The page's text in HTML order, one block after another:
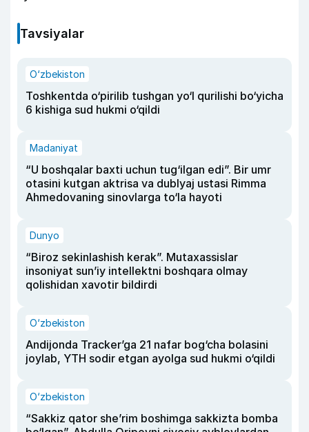
Tavsiyalar
O‘zbekiston
Toshkentda o‘pirilib tushgan yo‘l qurilishi bo‘yicha
6 kishiga sud hukmi o‘qildi
Madaniyat
“U boshqalar baxti uchun tug‘ilgan edi”. Bir umr
otasini kutgan aktrisa va dublyaj ustasi Rimma
Ahmedovaning sinovlarga to‘la hayoti
Dunyo
“Biroz sekinlashish kerak”. Mutaxassislar
insoniyat sun’iy intellektni boshqara olmay
qolishidan xavotir bildirdi
O‘zbekiston
Andijonda Tracker’ga 21 nafar bog‘cha bolasini
joylab, YTH sodir etgan ayolga sud hukmi o‘qildi
O‘zbekiston
“Sakkiz qator she’rim boshimga sakkizta bomba